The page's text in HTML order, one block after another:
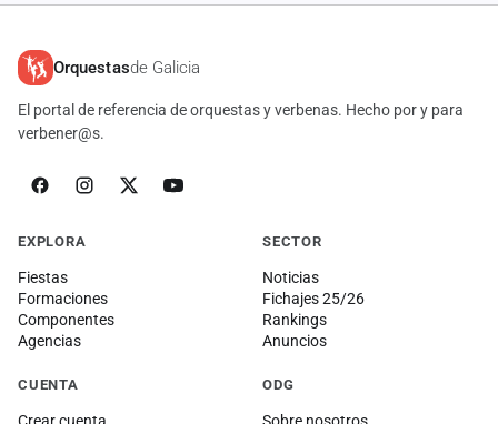
Orquestasde Galicia
El portal de referencia de orquestas y verbenas. Hecho por y para
verbener@s.
EXPLORA
Fiestas
Formaciones
Componentes
Agencias
SECTOR
Noticias
Fichajes 25/26
Rankings
Anuncios
CUENTA ODG